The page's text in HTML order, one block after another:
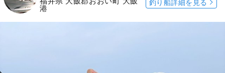
港
釣り船詳細を見る